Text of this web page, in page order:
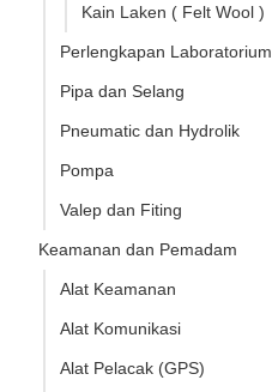
Kain Laken ( Felt Wool )
Perlengkapan Laboratorium
Pipa dan Selang
Pneumatic dan Hydrolik
Pompa
Valep dan Fiting
Keamanan dan Pemadam
Alat Keamanan
Alat Komunikasi
Alat Pelacak (GPS)